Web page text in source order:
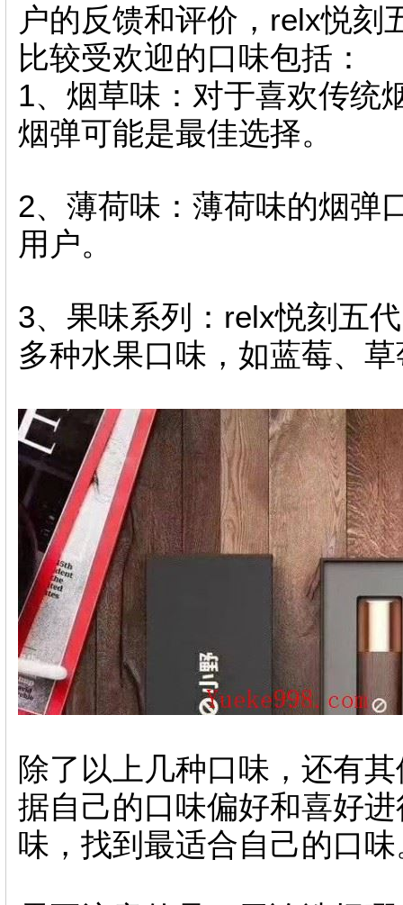
户的反馈和评价，relx悦刻
比较受欢迎的口味包括：
1、烟草味：对于喜欢传统
烟弹可能是最佳选择。
2、薄荷味：薄荷味的烟弹
用户。
3、果味系列：relx悦刻五
多种水果口味，如蓝莓、
除了以上几种口味，还有
据自己的口味偏好和喜好
味，找到最适合自己的口味